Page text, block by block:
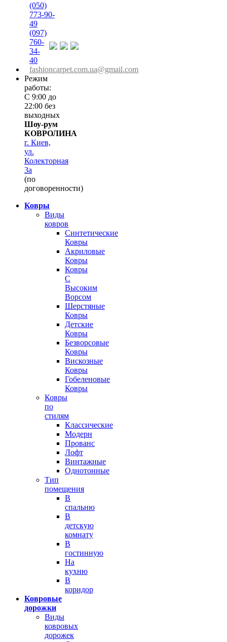
(050)
773-90-
49
(097)
760-
34-
40
fashioncarpet.com.ua@gmail.com
Режим
работы:
С 9:00 до
22:00 без
выходных
Шоу-рум
КОВРОЛИНА
г. Киев,
ул.
Колекторная
3а
(по
договоренности)
Ковры
Виды
ковров
Синтетические
Ковры
Акриловые
Ковры
Ковры
С
Высоким
Ворсом
Шерстяные
Ковры
Детские
Ковры
Безворсовые
Ковры
Вискозные
Ковры
Гобеленовые
Ковры
Ковры
по
стилям
Классические
Модерн
Прованс
Лофт
Винтажные
Однотонные
Тип
помещения
В
спальню
В
детскую
комнату
В
гостинную
На
кухню
В
коридор
Ковровые
дорожки
Виды
ковровых
дорожек